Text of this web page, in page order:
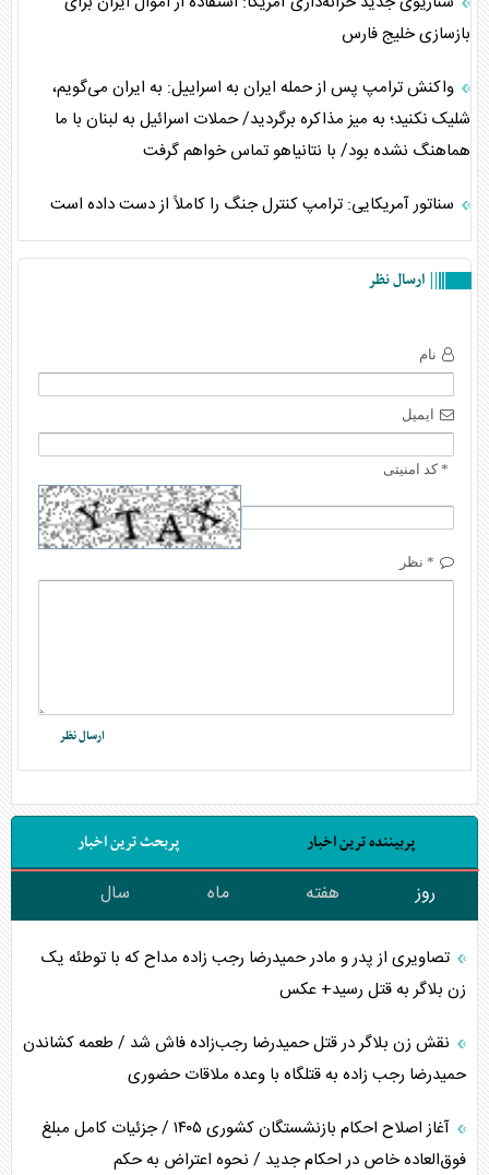
بازسازی خلیج فارس
واکنش ترامپ پس از حمله ایران به اسراییل: به ایران می‌گویم،
شلیک نکنید؛ به میز مذاکره برگردید/ حملات اسرائیل به لبنان با ما
هماهنگ نشده بود/ با نتانیاهو تماس خواهم گرفت
سناتور آمریکایی: ترامپ کنترل جنگ را کاملاً از دست داده است
ارسال نظر
نام
ایمیل
* کد امنیتی
* نظر
پربیننده ترین اخبار پربحث ترین اخبار
روز هفته ماه سال
تصاویری از پدر و مادر حمیدرضا رجب زاده مداح که با توطئه یک
زن بلاگر به قتل رسید+ عکس
نقش زن بلاگر در قتل حمیدرضا رجب‌زاده فاش شد / طعمه کشاندن
حمیدرضا رجب زاده به قتلگاه با وعده ملاقات حضوری
آغاز اصلاح احکام بازنشستگان کشوری ۱۴۰۵ / جزئیات کامل مبلغ
فوق‌العاده خاص در احکام جدید / نحوه اعتراض به حکم